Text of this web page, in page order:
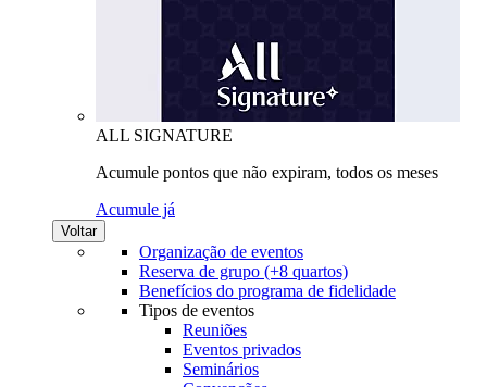
ALL SIGNATURE
Acumule pontos que não expiram, todos os meses
Acumule já
Voltar
Organização de eventos
Reserva de grupo (+8 quartos)
Benefícios do programa de fidelidade
Tipos de eventos
Reuniões
Eventos privados
Seminários